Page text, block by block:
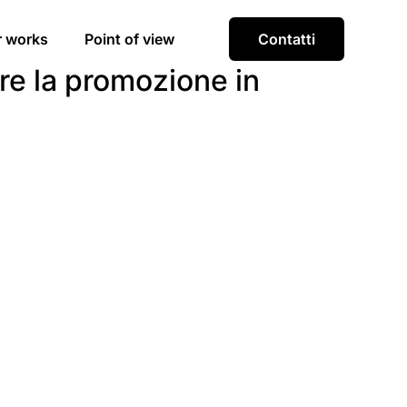
works Point of view Contatti
la promozione in